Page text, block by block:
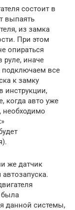
состоит в
выпаять
из замка
При этом
опираться
руле, иначе
все
к замку
инструкции,
когда авто уже
же датчик
была
данной системы,